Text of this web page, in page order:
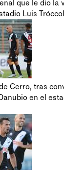
que le dio la
Luis
Cerro, tras
en el